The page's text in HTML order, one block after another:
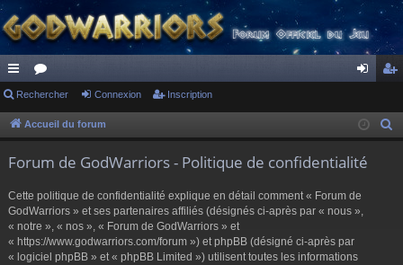
ac
co
s
or
u ne cri
Rechercher Connexion Inscription
Accueil du forum
Forum de GodWarriors - Politique de confidentialité
Cette politique de confidentialité explique en détail comment « Forum de
GodWarriors » et ses partenaires affiliés (désignés ci-après par « nous »,
« notre », « nos », « Forum de GodWarriors » et
« https://www.godwarriors.com/forum ») et phpBB (désigné ci-après par
« logiciel phpBB » et « phpBB Limited ») utilisent toutes les informations